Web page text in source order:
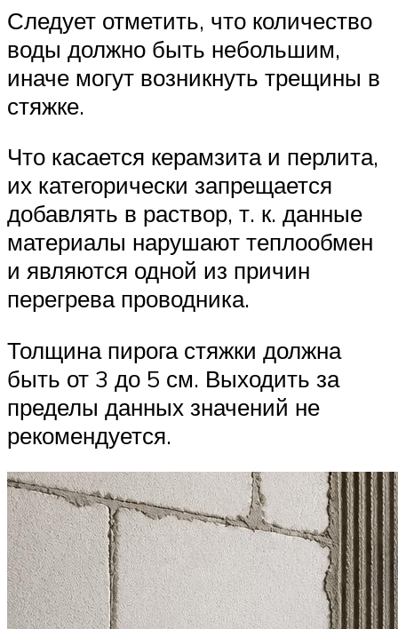
Следует отметить, что количество
воды должно быть небольшим,
иначе могут возникнуть трещины в
стяжке.
Что касается керамзита и перлита,
их категорически запрещается
добавлять в раствор, т. к. данные
материалы нарушают теплообмен
и являются одной из причин
перегрева проводника.
Толщина пирога стяжки должна
быть от 3 до 5 см. Выходить за
пределы данных значений не
рекомендуется.